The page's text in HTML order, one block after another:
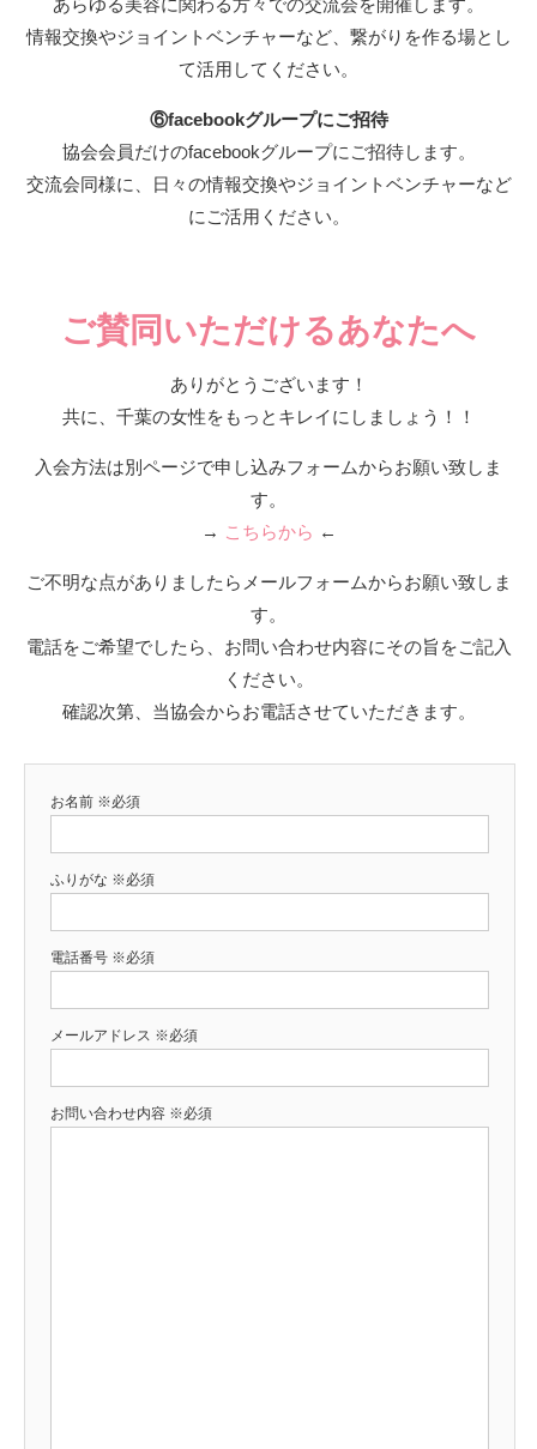
あらゆる美容に関わる方々での交流会を開催します。
情報交換やジョイントベンチャーなど、繋がりを作る場とし
て活用してください。
⑥facebookグループにご招待
協会会員だけのfacebookグループにご招待します。
交流会同様に、日々の情報交換やジョイントベンチャーなど
にご活用ください。
ご賛同いただけるあなたへ
ありがとうございます！
共に、千葉の女性をもっとキレイにしましょう！！
入会方法は別ページで申し込みフォームからお願い致しま
す。
→ こちらから ←
ご不明な点がありましたらメールフォームからお願い致しま
す。
電話をご希望でしたら、お問い合わせ内容にその旨をご記入
ください。
確認次第、当協会からお電話させていただきます。
お名前 ※必須
ふりがな ※必須
電話番号 ※必須
メールアドレス ※必須
お問い合わせ内容 ※必須